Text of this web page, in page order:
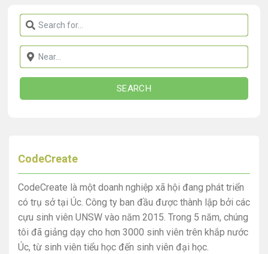
SEARCH
CodeCreate
CodeCreate là một doanh nghiệp xã hội đang phát triển
có trụ sở tại Úc. Công ty ban đầu được thành lập bởi các
cựu sinh viên UNSW vào năm 2015. Trong 5 năm, chúng
tôi đã giảng dạy cho hơn 3000 sinh viên trên khắp nước
Úc, từ sinh viên tiểu học đến sinh viên đại học.